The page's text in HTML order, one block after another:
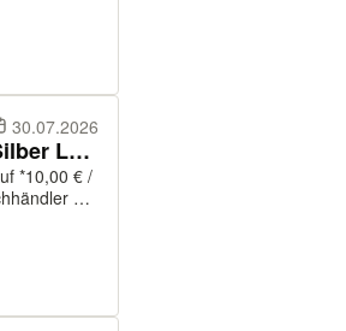
30.07.2026
Lagerware Trapezblech 16-137,5 WAND&DACH Silber Länge: 3 & 3,5m
*10,00 € /
Stärken.